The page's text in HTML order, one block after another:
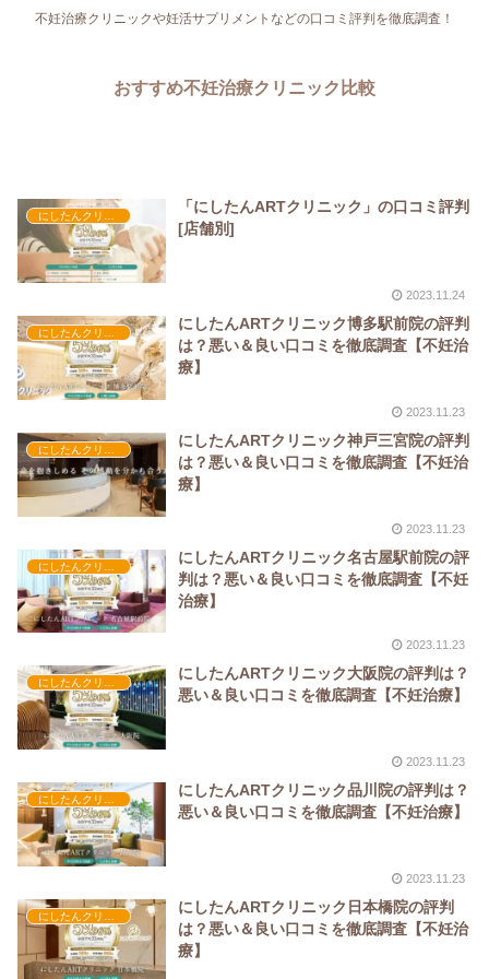
不妊治療クリニックや妊活サプリメントなどの口コミ評判を徹底調査！
おすすめ不妊治療クリニック比較
にしたんクリニック
「にしたんARTクリニック」の口コミ評判
[店舗別]
2023.11.24
にしたんARTクリニック博多駅前院の評判
は？悪い＆良い口コミを徹底調査【不妊治
療】
2023.11.23
にしたんARTクリニック神戸三宮院の評判
は？悪い＆良い口コミを徹底調査【不妊治
療】
2023.11.23
にしたんARTクリニック名古屋駅前院の評
判は？悪い＆良い口コミを徹底調査【不妊
治療】
2023.11.23
にしたんクリニック
にしたんARTクリニック大阪院の評判は？
悪い＆良い口コミを徹底調査【不妊治療】
2023.11.23
にしたんARTクリニック品川院の評判は？
悪い＆良い口コミを徹底調査【不妊治療】
2023.11.23
にしたんARTクリニック日本橋院の評判
は？悪い＆良い口コミを徹底調査【不妊治
療】